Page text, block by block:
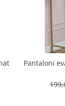
Pantaloni